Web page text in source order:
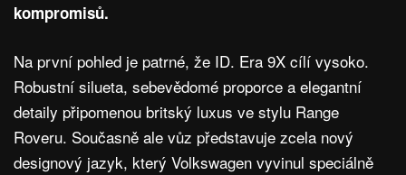
kompromisů.
Na první pohled je patrné, že ID. Era 9X cílí vysoko.
Robustní silueta, sebevědomé proporce a elegantní
detaily připomenou britský luxus ve stylu Range
Roveru. Současně ale vůz představuje zcela nový
designový jazyk, který Volkswagen vyvinul speciálně